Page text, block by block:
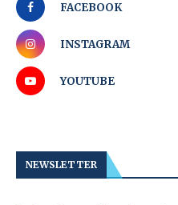
FACEBOOK
INSTAGRAM
YOUTUBE
NEWSLETTER